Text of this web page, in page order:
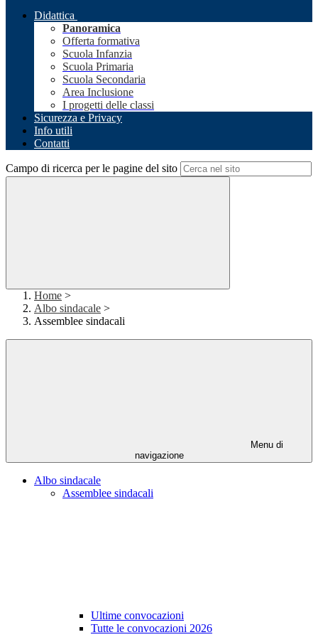
Didattica
Panoramica
Offerta formativa
Scuola Infanzia
Scuola Primaria
Scuola Secondaria
Area Inclusione
I progetti delle classi
Sicurezza e Privacy
Info utili
Contatti
Campo di ricerca per le pagine del sito
Home >
Albo sindacale >
Assemblee sindacali
Menu di
navigazione
Albo sindacale
Assemblee sindacali
Ultime convocazioni
Tutte le convocazioni 2026